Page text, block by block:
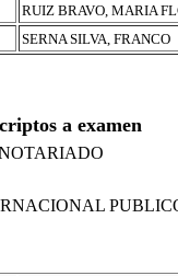
RUIZ BRAVO, MARIA
SERNA SILVA, FRANCO
a examen